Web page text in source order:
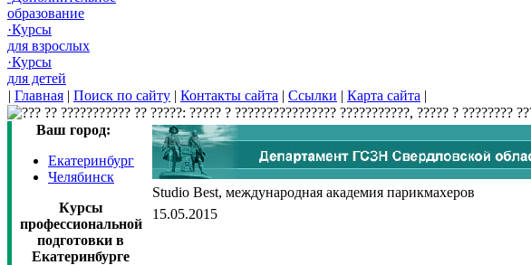
образование
·Курсы
для взрослых
·Курсы
для детей
| Главная | Поиск по сайту | Контакты сайта | Ссылки | Карта сайта |
Ваш город:
Екатеринбург
Челябинск
Курсы
профессиональной
подготовки в
Екатеринбурге
Studio Best, международная академия парикмахеров
15.05.2015